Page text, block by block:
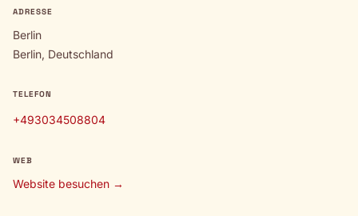
ADRESSE
Berlin
Berlin, Deutschland
TELEFON
+493034508804
WEB
Website besuchen →